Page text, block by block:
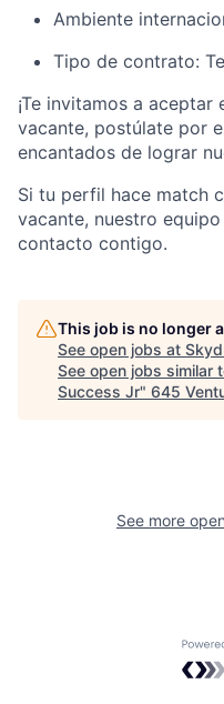
Ambiente
Tipo de contrato:
¡Te invitamos a
vacante, postúlate por
encantados de lograr
Si tu perfil hace match
vacante, nuestro
contacto contigo.
This job is no longer
See open jobs at
See open jobs similar
Success Jr" 645
See more